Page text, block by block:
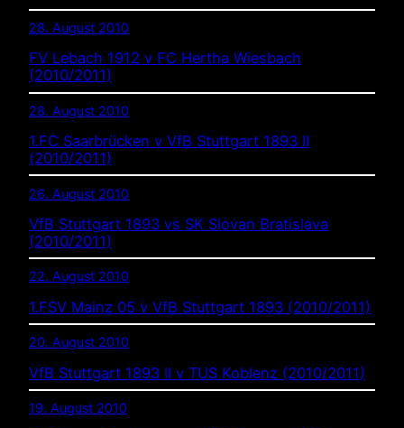
28. August 2010
FV Lebach 1912 v FC Hertha Wiesbach
(2010/2011)
28. August 2010
1.FC Saarbrücken v VfB Stuttgart 1893 II
(2010/2011)
26. August 2010
VfB Stuttgart 1893 vs SK Slovan Bratislava
(2010/2011)
22. August 2010
1.FSV Mainz 05 v VfB Stuttgart 1893 (2010/2011)
20. August 2010
VfB Stuttgart 1893 II v TUS Koblenz (2010/2011)
19. August 2010